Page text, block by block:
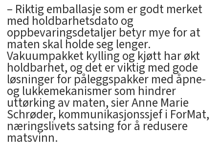
– Riktig emballasje som er godt merket
med holdbarhetsdato og
oppbevaringsdetaljer betyr mye for at
maten skal holde seg lenger.
Vakuumpakket kylling og kjøtt har økt
holdbarhet, og det er viktig med gode
løsninger for påleggspakker med åpne-
og lukkemekanismer som hindrer
uttørking av maten, sier Anne Marie
Schrøder, kommunikasjonssjef i ForMat,
næringslivets satsing for å redusere
matsvinn.